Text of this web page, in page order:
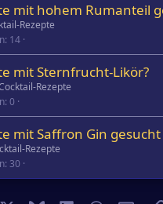
mit hohem Rumanteil
Rezepte
14
mit Sternfrucht-Likör?
Rezepte
0
mit Saffron Gin gesucht
Rezepte
30